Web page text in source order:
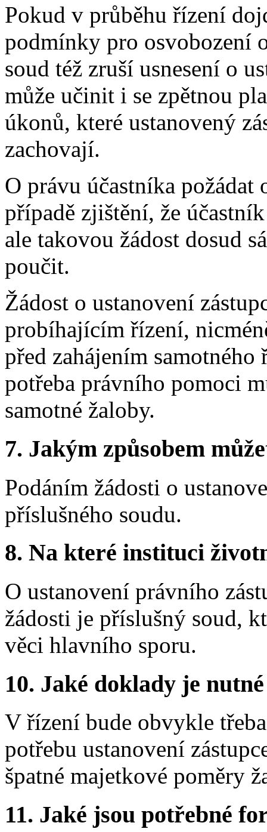
Pokud v průběhu řízení
podmínky pro osvobození
soud též zruší usnesení o
může učinit i se zpětnou
úkonů, které ustanovený
zachovají.
O právu účastníka požádat
případě zjištění, že
ale takovou žádost dosud
poučit.
Žádost o ustanovení
probíhajícím řízení,
před zahájením
potřeba právního pomoci
samotné žaloby.
7. Jakým způsobem
Podáním žádosti o
příslušného soudu.
8. Na které instituci
O ustanovení právního
žádosti je příslušný soud,
věci hlavního sporu.
10. Jaké doklady je
V řízení bude obvykle
potřebu ustanovení
špatné majetkové poměry
11. Jaké jsou potřebné